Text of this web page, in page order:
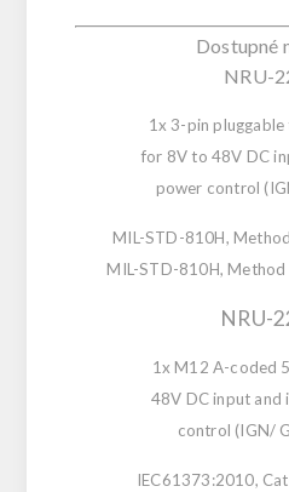
Dostupné
NRU-
1x 3-pin
for 8V to 48V DC
power control
MIL-STD-810H,
MIL-STD-810H,
NRU-
1x M12 A-coded
48V DC input and
control (IGN/
IEC61373:2010,